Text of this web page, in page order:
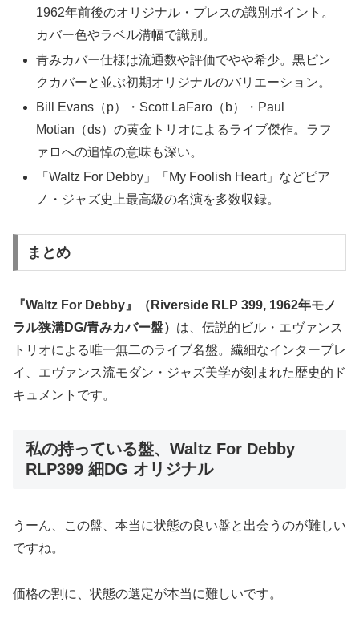
1962年前後のオリジナル・プレスの識別ポイント。
カバー色やラベル溝幅で識別。
青みカバー仕様は流通数や評価でやや希少。黒ピン
クカバーと並ぶ初期オリジナルのバリエーション。
Bill Evans（p）・Scott LaFaro（b）・Paul
Motian（ds）の黄金トリオによるライブ傑作。ラフ
ァロへの追悼の意味も深い。
「Waltz For Debby」「My Foolish Heart」などピア
ノ・ジャズ史上最高級の名演を多数収録。
まとめ
『Waltz For Debby』（Riverside RLP 399, 1962年モノ
ラル狭溝DG/青みカバー盤） は、伝説的ビル・エヴァンス
トリオによる唯一無二のライブ名盤。繊細なインタープレ
イ、エヴァンス流モダン・ジャズ美学が刻まれた歴史的ド
キュメントです。
私の持っている盤、Waltz For Debby
RLP399 細DG オリジナル
うーん、この盤、本当に状態の良い盤と出会うのが難しい
ですね。
価格の割に、状態の選定が本当に難しいです。